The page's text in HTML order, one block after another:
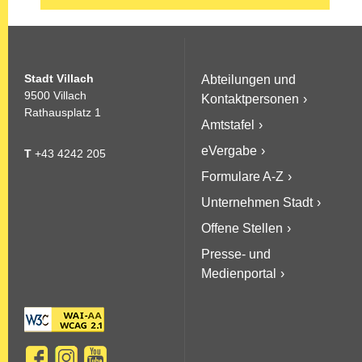
Stadt Villach
9500 Villach
Rathausplatz 1
T +43 4242 205
Abteilungen und
Kontaktpersonen
Amtstafel
eVergabe
Formulare A-Z
Unternehmen Stadt
Offene Stellen
Presse- und
Medienportal